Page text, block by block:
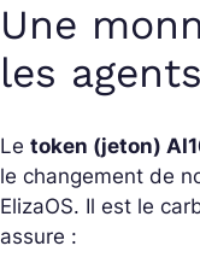
Une
les
Le token (jeton)
le changement de
ElizaOS. Il est le
assure :